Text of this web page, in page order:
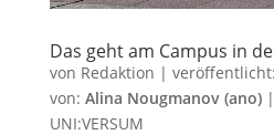
Das geht am Campus in
von Redaktion | veröffentlicht:
von: Alina Nougmanov (ano)|
UNI:VERSUM